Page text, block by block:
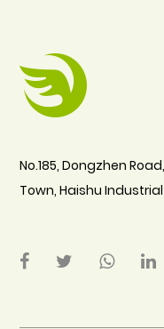
No.185, Dongzhen
Town, Haishu